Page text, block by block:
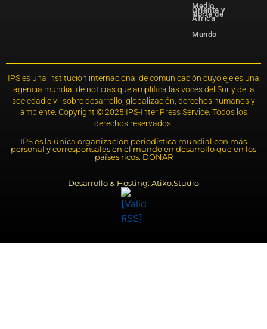
Medio
Oriente y
Norte de
África
Mundo
IPS es una institución internacional de comunicación cuyo eje es una
agencia mundial de noticias que amplifica las voces del Sur y de la
sociedad civil sobre desarrollo, globalización, derechos humanos y
ambiente. Copyright © 2025 IPS-Inter Press Service. Todos los
derechos reservados.
IPS es la única organización periodística mundial con más
personal y corresponsales en el mundo en desarrollo que en los
países ricos. DONAR
Desarrollo & Hosting: Atiko.Studio